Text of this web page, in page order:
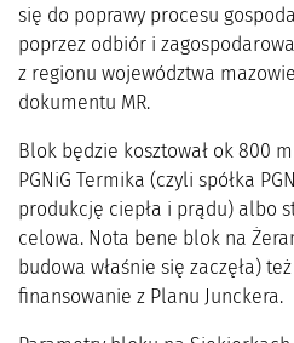
się do poprawy procesu
poprzez odbiór i
z regionu województwa
dokumentu MR.
Blok będzie kosztował ok 800
PGNiG Termika (czyli spółka
produkcję ciepła i prądu) albo
celowa. Nota bene blok na
budowa właśnie się zaczęła)
finansowanie z Planu Junckera.